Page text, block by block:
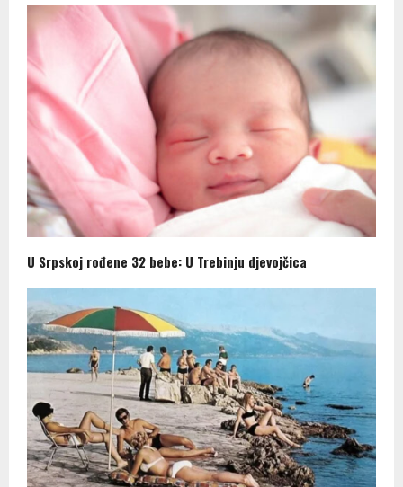
U Srpskoj rođene 32 bebe: U Trebinju djevojčica